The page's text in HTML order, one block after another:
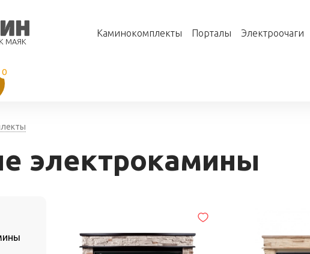
МАЯК
Каминокомплекты Порталы Электроочаги
0
электрокамины